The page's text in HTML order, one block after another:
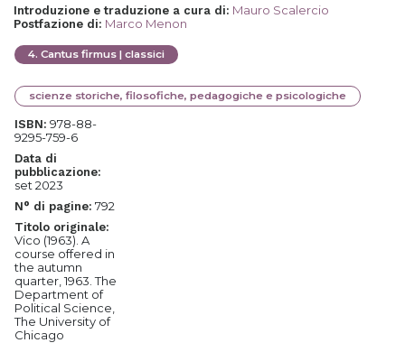
Introduzione e traduzione a cura di: Mauro Scalercio
Postfazione di: Marco Menon
4. Cantus firmus | classici
scienze storiche, filosofiche, pedagogiche e psicologiche
ISBN: 978-88-
9295-759-6
Data di
pubblicazione:
set 2023
N° di pagine: 792
Titolo originale:
Vico (1963). A
course offered in
the autumn
quarter, 1963. The
Department of
Political Science,
The University of
Chicago